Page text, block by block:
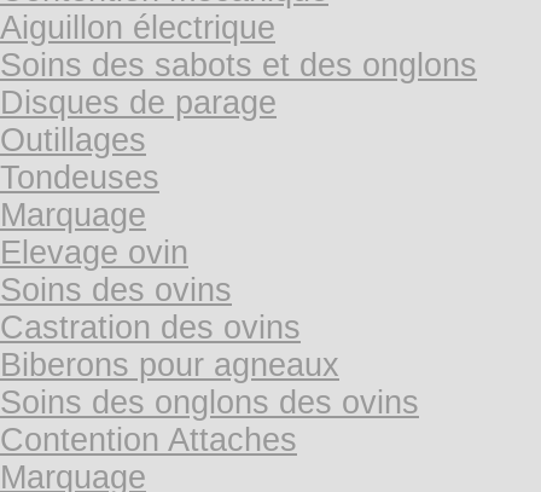
Aiguillon électrique
Soins des sabots et des onglons
Disques de parage
Outillages
Tondeuses
Marquage
Elevage ovin
Soins des ovins
Castration des ovins
Biberons pour agneaux
Soins des onglons des ovins
Contention Attaches
Marquage